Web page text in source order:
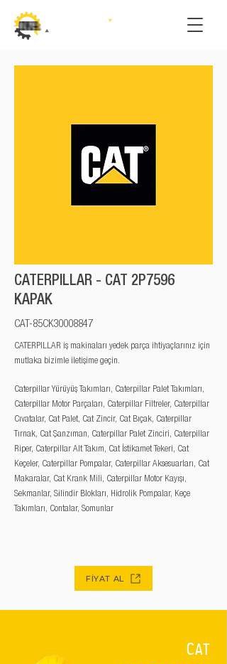
CATERPILLAR - CAT 2P7596
KAPAK
CAT-85CK30008847
CATERPILLAR iş makinaları yedek parça ihtiyaçlarınız için
mutlaka bizimle iletişime geçin.
Caterpillar Yürüyüş Takımları, Caterpillar Palet Takımları,
Caterpillar Motor Parçaları, Caterpillar Filtreler, Caterpillar
Cıvatalar, Cat Palet, Cat Zincir, Cat Bıçak, Caterpillar
Tırnak, Cat Şanzıman, Caterpillar Palet Zinciri, Caterpillar
Riper, Caterpillar Alt Takım, Cat İstikamet Tekeri, Cat
Keçeler, Caterpillar Pompalar, Caterpillar Aksesuarları, Cat
Makaralar, Cat Krank Mili, Caterpillar Motor Kayışı,
Sekmanlar, Silindir Blokları, Hidrolik Pompalar, Keçe
Takımları, Contalar, Somunlar
FİYAT AL
CAT